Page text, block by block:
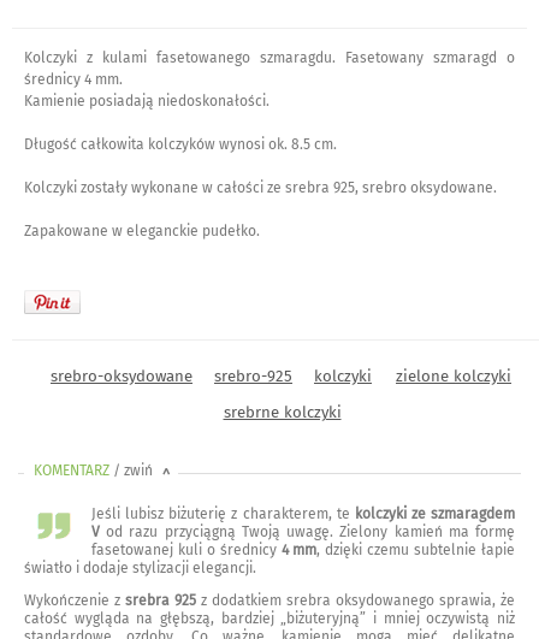
Kolczyki z kulami fasetowanego szmaragdu. Fasetowany szmaragd o
średnicy 4 mm.
Kamienie posiadają niedoskonałości.
Długość całkowita kolczyków wynosi ok. 8.5 cm.
Kolczyki zostały wykonane w całości ze srebra 925, srebro oksydowane.
Zapakowane w eleganckie pudełko.
srebro-oksydowane srebro-925 kolczyki
zielone kolczyki
srebrne kolczyki
KOMENTARZ / zwiń <
Jeśli lubisz biżuterię z charakterem, te kolczyki ze szmaragdem
V od razu przyciągną Twoją uwagę. Zielony kamień ma formę
fasetowanej kuli o średnicy 4 mm, dzięki czemu subtelnie łapie
światło i dodaje stylizacji elegancji.
Wykończenie z srebra 925 z dodatkiem srebra oksydowanego sprawia, że
całość wygląda na głębszą, bardziej „biżuteryjną” i mniej oczywistą niż